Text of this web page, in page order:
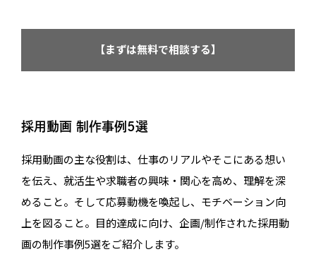
【まずは無料で相談する】
採用動画 制作事例5選
採用動画の主な役割は、仕事のリアルやそこにある想い
を伝え、就活生や求職者の興味・関心を高め、理解を深
めること。そして応募動機を喚起し、モチベーション向
上を図ること。目的達成に向け、企画/制作された採用動
画の制作事例5選をご紹介します。